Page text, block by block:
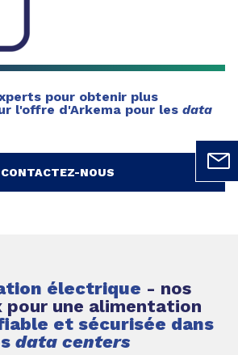
pour obtenir plus
l'offre d'Arkema pour les data
CONTACTEZ-NOUS
électrique - nos
pour une alimentation
et sécurisée dans
data centers